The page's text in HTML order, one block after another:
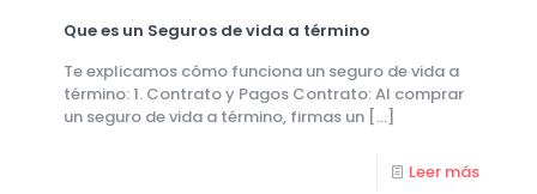
Que es un Seguros de vida a término
Te explicamos cómo funciona un seguro de vida a
término: 1. Contrato y Pagos Contrato: Al comprar
un seguro de vida a término, firmas un […]
Leer más